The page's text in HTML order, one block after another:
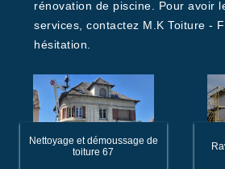
rénovation de piscine. Pour avoir
services, contactez M.K Toiture -
hésitation.
Nettoyage et démoussage de
toiture 67